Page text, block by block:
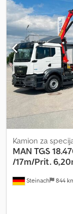
Steinach 844
Kamion za
MAN TGS
/17m/Prit.